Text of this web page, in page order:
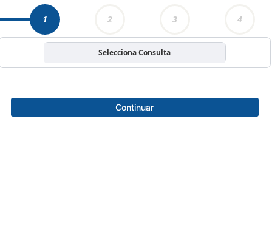
1 2 3 4
Selecciona Consulta
Continuar